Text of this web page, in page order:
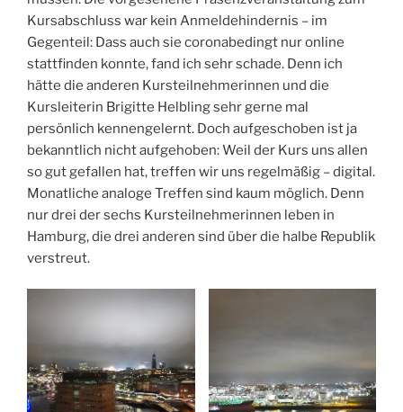
Kursabschluss war kein Anmeldehindernis – im
Gegenteil: Dass auch sie coronabedingt nur online
stattfinden konnte, fand ich sehr schade. Denn ich
hätte die anderen Kursteilnehmerinnen und die
Kursleiterin Brigitte Helbling sehr gerne mal
persönlich kennengelernt. Doch aufgeschoben ist ja
bekanntlich nicht aufgehoben: Weil der Kurs uns allen
so gut gefallen hat, treffen wir uns regelmäßig – digital.
Monatliche analoge Treffen sind kaum möglich. Denn
nur drei der sechs Kursteilnehmerinnen leben in
Hamburg, die drei anderen sind über die halbe Republik
verstreut.